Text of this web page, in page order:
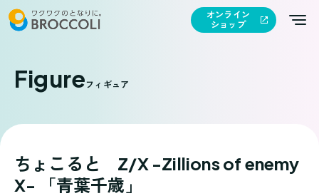
オンライン
ショップ
Figureフィギュア
ちょこると Z/X -Zillions of enemy
X- 「青葉千歳」